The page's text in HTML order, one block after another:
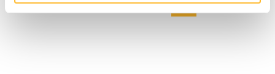
Forrige side 2